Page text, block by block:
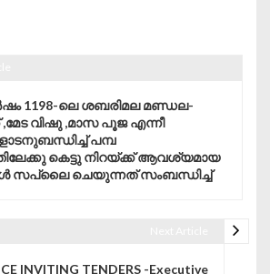
1198-ലെ ശബരിമല മണ്ഡല-
,മേട വിഷു ,മാസ പൂജ എന്നീ
പമ്പ
കെട്ടു നിറയ്ക്ക് ആവശ്യമായ
സപ്ലൈ ചെയുന്നത് സംബന്ധിച്ച്
INVITING TENDERS -Executive